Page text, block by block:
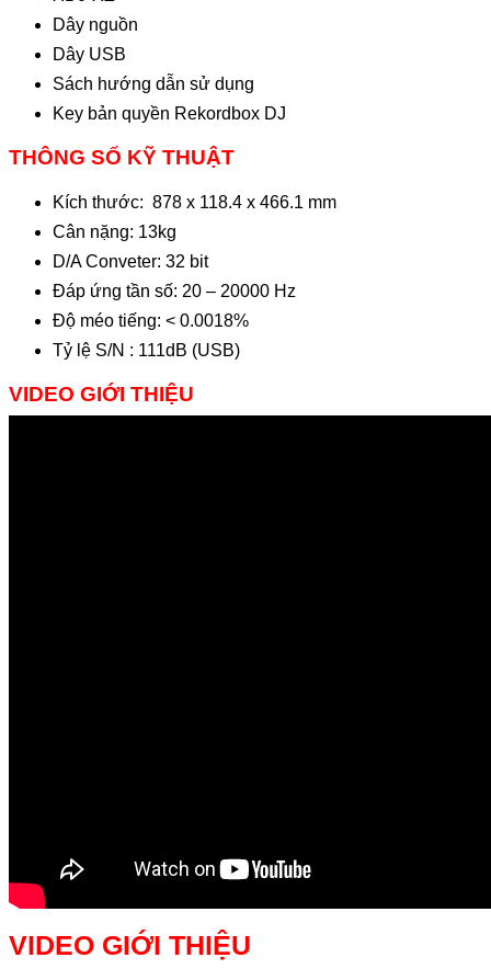
Dây nguồn
Dây USB
Sách hướng dẫn sử dụng
Key bản quyền Rekordbox DJ
THÔNG SỐ KỸ THUẬT
Kích thước: 878 x 118.4 x 466.1 mm
Cân nặng: 13kg
D/A Conveter: 32 bit
Đáp ứng tần số: 20 – 20000 Hz
Độ méo tiếng: < 0.0018%
Tỷ lệ S/N : 111dB (USB)
VIDEO GIỚI THIỆU
VIDEO GIỚI THIỆU